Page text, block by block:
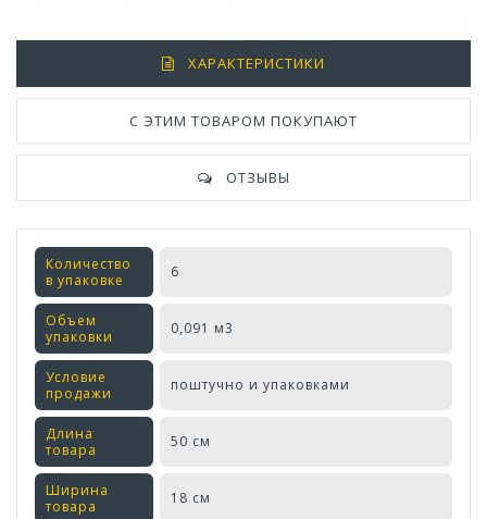
ХАРАКТЕРИСТИКИ
С ЭТИМ ТОВАРОМ ПОКУПАЮТ
ОТЗЫВЫ
Количество
в упаковке
6
Объем
упаковки
0,091 м3
Условие
продажи
поштучно и упаковками
Длина
товара
50 см
Ширина
товара
18 см